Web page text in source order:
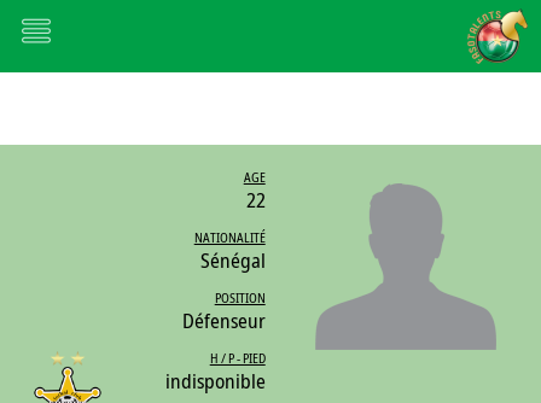
AGE
22
NATIONALITÉ
Sénégal
POSITION
Défenseur
H / P - PIED
indisponible